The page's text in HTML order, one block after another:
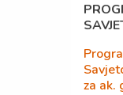
za ak.